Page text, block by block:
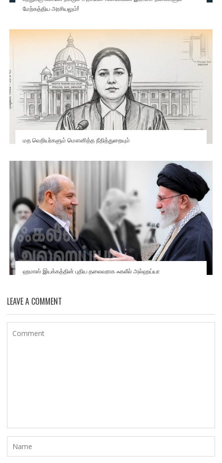
மேற்கத்திய அரசியலும்!
மத வெறியர்களும் மௌனித்த நீதித்துறையும்
ஹமாஸ் இயக்கத்தின் புதிய தலைவராக ஃகலீல் அல்ஹய்யா
LEAVE A COMMENT